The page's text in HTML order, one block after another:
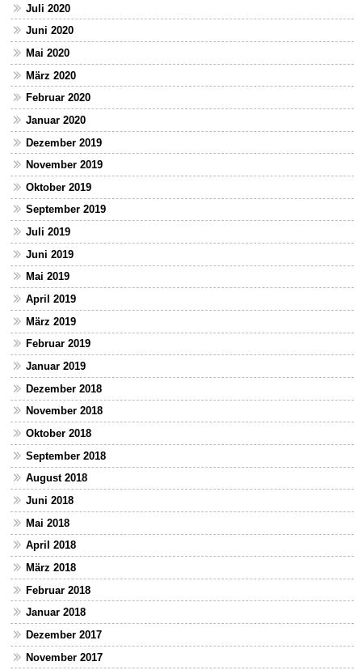
Juli 2020
Juni 2020
Mai 2020
März 2020
Februar 2020
Januar 2020
Dezember 2019
November 2019
Oktober 2019
September 2019
Juli 2019
Juni 2019
Mai 2019
April 2019
März 2019
Februar 2019
Januar 2019
Dezember 2018
November 2018
Oktober 2018
September 2018
August 2018
Juni 2018
Mai 2018
April 2018
März 2018
Februar 2018
Januar 2018
Dezember 2017
November 2017